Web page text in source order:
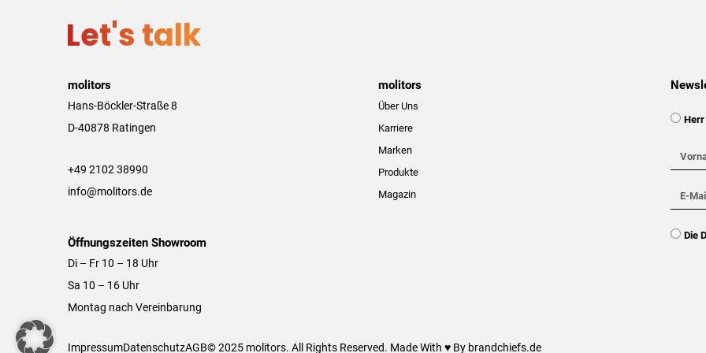
Let's talk
molitors
Hans-Böckler-Straße 8
D-40878 Ratingen
+49 2102 38990
info@molitors.de
Öffnungszeiten Showroom
Di – Fr 10 – 18 Uhr
Sa 10 – 16 Uhr
Montag nach Vereinbarung
molitors
Über Uns
Karriere
Marken
Produkte
Magazin
Herr
DSGVO
Die
ImpressumDatenschutzAGB© 2025 molitors. All Rights Reserved. Made With ♥ By brandchiefs.de